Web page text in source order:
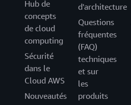
Hub de
concepts
de cloud
computing
Sécurité
dans le
Cloud AWS
Nouveautés
d'architecture
Questions
fréquentes
(FAQ)
techniques
et sur
les
produits